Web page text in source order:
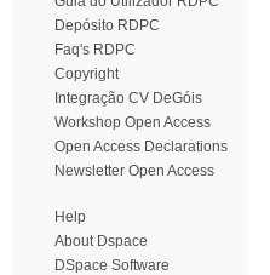
Depósito RDPC
Faq's RDPC
Copyright
Integração CV DeGóis
Workshop Open Access
Open Access Declarations
Newsletter Open Access
Help
About Dspace
DSpace Software